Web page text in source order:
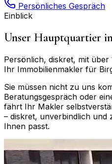
Persönliches Gespräch
Einblick
Unser Hauptquartier
Persönlich, diskret, mit
Ihr Immobilienmakler für
Sie müssen nicht zu uns
Beratungsgespräch oder
fährt Ihr Makler
– diskret, unverbindlich und
Ihnen passt.